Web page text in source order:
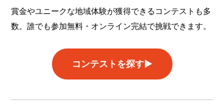
賞金やユニークな地域体験が獲得できるコンテストも多
数。誰でも参加無料・オンライン完結で挑戦できます。
コンテストを探す▶︎